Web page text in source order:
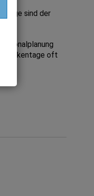
sind der
Brückentage oft